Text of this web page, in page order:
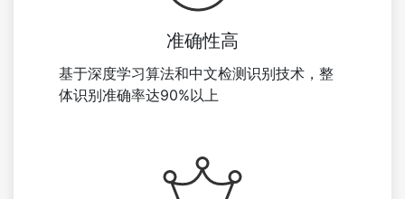
准确性高
基于深度学习算法和中文检测识别技术，整
体识别准确率达90%以上